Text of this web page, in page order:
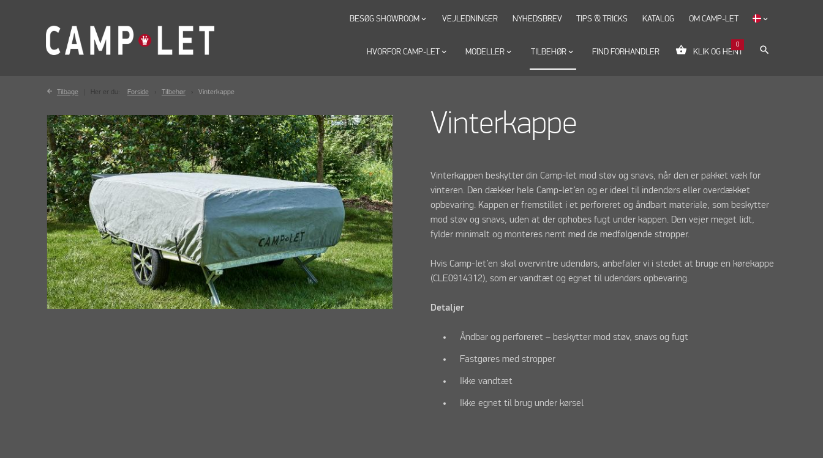
HVORFOR CAMP-LETkeyboard_arrow_down MODELLER keyboard_arrow_down TILBEHØRkeyboard_arrow_down FIND FORHANDLER shopping_basket KLIK OG HENT
0
search
BESØG SHOWROOM keyboard_arrow_down VEJLEDNINGER NYHEDSBREV TIPS & TRICKS KATALOG OM CAMP-LET keyboard_arrow_down
Tilbage Her er du: Forside Tilbehør Vinterkappe
Vinterkappe
Vinterkappen beskytter din Camp-let mod støv og snavs, når den er pakket væk for
vinteren. Den dækker hele Camp-let’en og er ideel til indendørs eller overdækket
opbevaring. Kappen er fremstillet i et perforeret og åndbart materiale, som beskytter
mod støv og snavs, uden at der ophobes fugt under kappen. Den vejer meget lidt,
fylder minimalt og monteres nemt med de medfølgende stropper.
Hvis Camp-let’en skal overvintre udendørs, anbefaler vi i stedet at bruge en kørekappe
(CLE0914312), som er vandtæt og egnet til udendørs opbevaring.
Detaljer
Åndbar og perforeret – beskytter mod støv, snavs og fugt
Fastgøres med stropper
Ikke vandtæt
Ikke egnet til brug under kørsel